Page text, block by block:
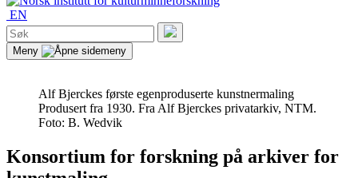
EN
Søk
etter:
Søk
Meny
Alf Bjerckes første egenproduserte kunstnermaling
Produsert fra 1930. Fra Alf Bjerckes privatarkiv, NTM.
Foto: B. Wedvik
Konsortium for forskning på arkiver for